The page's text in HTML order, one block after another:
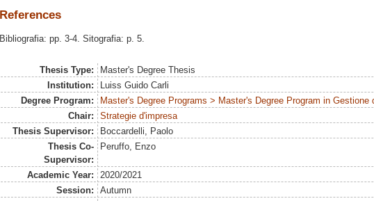
References
Bibliografia: pp. 3-4. Sitografia: p. 5.
Thesis Type:
Master's Degree Thesis
Institution:
Luiss Guido Carli
Degree Program:
Master's Degree Programs > Master's Degree Program in Gestione
Chair:
Strategie d'impresa
Thesis Supervisor:
Boccardelli, Paolo
Thesis Co-
Supervisor:
Peruffo, Enzo
Academic Year:
2020/2021
Session:
Autumn